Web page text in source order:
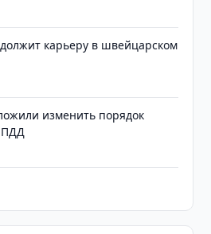
карьеру в швейцарском
изменить порядок
ПДД